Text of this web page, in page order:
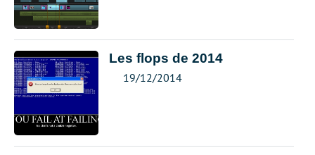
Les flops de 2014
19/12/2014